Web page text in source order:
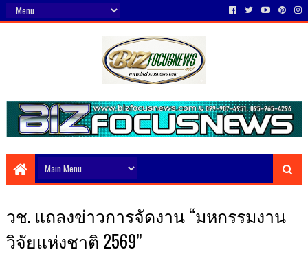
วช. แถลงข่าวการจัดงาน “มหกรรมงาน
วิจัยแห่งชาติ 2569”